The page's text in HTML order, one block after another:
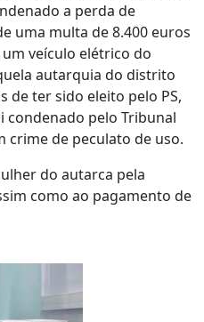
a perda de
uma multa de 8.400 euros
veículo elétrico do
autarquia do distrito
de ter sido eleito pelo PS,
condenado pelo Tribunal
crime de peculato de uso.
do autarca pela
como ao pagamento de